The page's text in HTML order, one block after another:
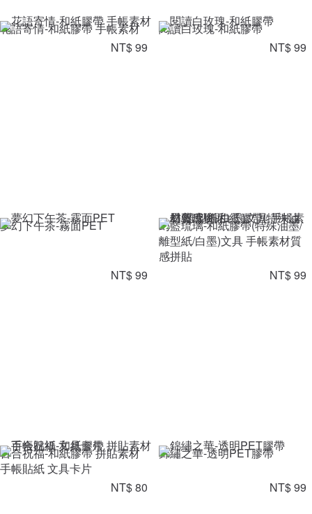
花語寄情-和紙膠帶 手帳素材
NT$ 99
閱讀白玫瑰-和紙膠帶
NT$ 99
夢幻下午茶-霧面PET
NT$ 99
幻藍琉璃-和紙膠帶(特殊油墨/
離型紙/白墨)文具 手帳素材質
感拼貼
NT$ 99
百合祝福-和紙膠帶 拼貼素材
手帳貼紙 文具卡片
NT$ 80
錦繡之華-透明PET膠帶
NT$ 99